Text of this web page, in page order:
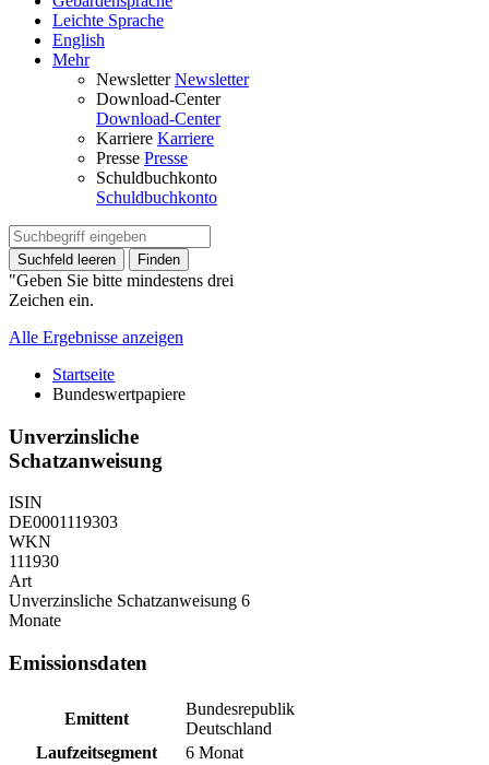
Leichte Sprache
English
Mehr
Newsletter Newsletter
Download-Center
Download-Center
Karriere Karriere
Presse Presse
Schuldbuchkonto
Schuldbuchkonto
Suchfeld leeren Finden
"Geben Sie bitte mindestens drei
Zeichen ein.
Alle Ergebnisse anzeigen
Startseite
Bundeswertpapiere
Unverzinsliche
Schatzanweisung
ISIN
DE0001119303
WKN
111930
Art
Unverzinsliche Schatzanweisung 6
Monate
Emissionsdaten
Emittent
Bundesrepublik
Deutschland
Laufzeitsegment
6 Monat